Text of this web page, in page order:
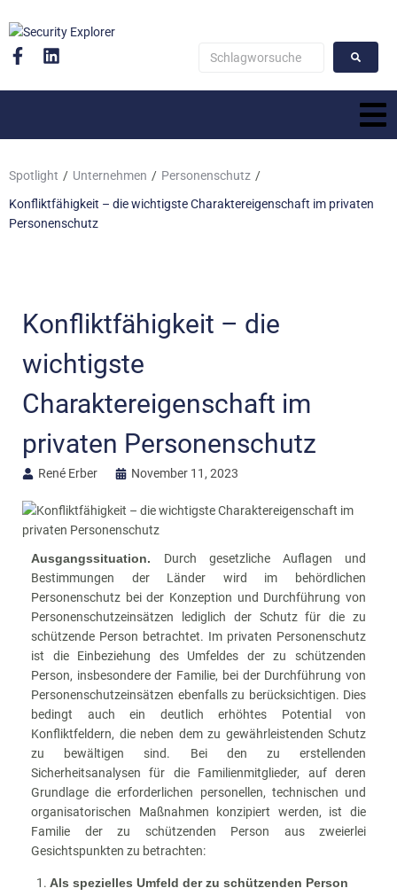
Spotlight / Unternehmen / Personenschutz /
Konfliktfähigkeit – die wichtigste Charaktereigenschaft im privaten
Personenschutz
Konfliktfähigkeit – die
wichtigste
Charaktereigenschaft im
privaten Personenschutz
René Erber November 11, 2023
Ausgangssituation. Durch gesetzliche Auflagen und
Bestimmungen der Länder wird im behördlichen
Personenschutz bei der Konzeption und Durchführung von
Personenschutzeinsätzen lediglich der Schutz für die zu
schützende Person betrachtet. Im privaten Personenschutz
ist die Einbeziehung des Umfeldes der zu schützenden
Person, insbesondere der Familie, bei der Durchführung von
Personenschutzeinsätzen ebenfalls zu berücksichtigen. Dies
bedingt auch ein deutlich erhöhtes Potential von
Konfliktfeldern, die neben dem zu gewährleistenden Schutz
zu bewältigen sind. Bei den zu erstellenden
Sicherheitsanalysen für die Familienmitglieder, auf deren
Grundlage die erforderlichen personellen, technischen und
organisatorischen Maßnahmen konzipiert werden, ist die
Familie der zu schützenden Person aus zweierlei
Gesichtspunkten zu betrachten:
Als spezielles Umfeld der zu schützenden Person